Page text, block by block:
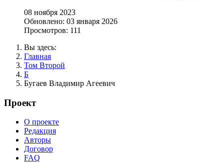
08 ноября 2023
Обновлено: 03 января 2026
Просмотров: 111
Вы здесь:
Главная
Том Второй
Б
Бугаев Владимир Агеевич
Проект
О проекте
Редакция
Авторы
Договор
FAQ